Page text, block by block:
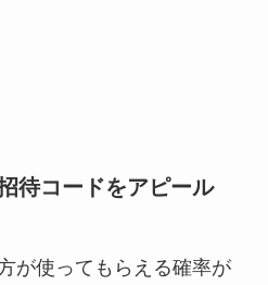
待コードをアピール
が使ってもらえる確率が